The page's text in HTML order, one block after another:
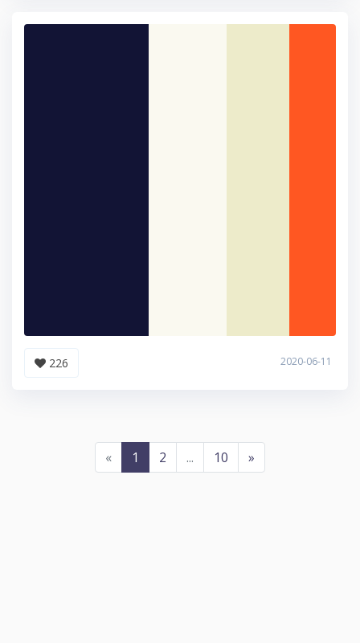
226 2020-06-11
« 1 2 ... 10 »